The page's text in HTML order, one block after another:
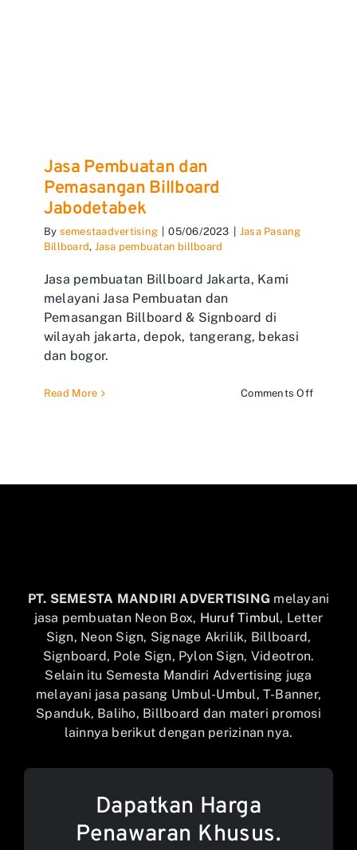
Jasa Pembuatan dan
Pemasangan Billboard
Jabodetabek
By semestaadvertising 05/06/2023
Jasa Pasang
Billboard, Jasa pembuatan billboard
Jasa pembuatan Billboard Jakarta, Kami
melayani Jasa Pembuatan dan
Pemasangan Billboard & Signboard di
wilayah jakarta, depok, tangerang, bekasi
dan bogor.
Read More Comments Offon
PT. SEMESTA MANDIRI ADVERTISING melayani
jasa pembuatan Neon Box, Huruf Timbul, Letter
Sign, Neon Sign, Signage Akrilik, Billboard,
Signboard, Pole Sign, Pylon Sign, Videotron.
Selain itu Semesta Mandiri Advertising juga
melayani jasa pasang Umbul-Umbul, T-Banner,
Spanduk, Baliho, Billboard dan materi promosi
lainnya berikut dengan perizinan nya.
Dapatkan Harga
Penawaran Khusus.